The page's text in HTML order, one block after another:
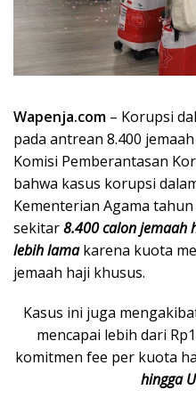
Wapenja.com – Korupsi
pada antrean 8.400
Komisi Pemberantasan
bahwa kasus korupsi
Kementerian Agama
sekitar8.400 calon jemaah
lebih lamakarena kuota
jemaah haji khusus.
Kasus ini juga
mencapai lebih dari
komitmen fee per kuota
hingga